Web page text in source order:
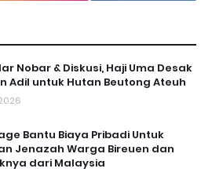
Nobar & Diskusi, Haji Uma Desak
Adil untuk Hutan Beutong Ateuh
Bantu Biaya Pribadi Untuk
Jenazah Warga Bireuen dan
dari Malaysia